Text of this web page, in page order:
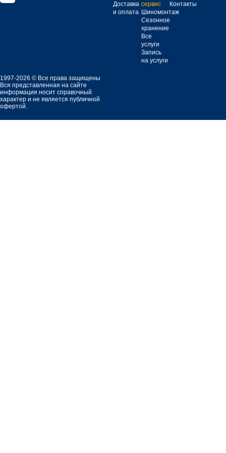
Доставка
и оплата
сервис
Шиномонтаж
Сезонное
хранение
Все
услуги
Запись
на услуги
Контакты
1997-2026 © Все права защищены
Вся представленная на сайте
информация носит справочный
характер и не является публичной
офертой.